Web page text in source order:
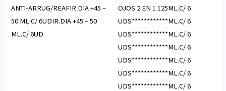
ANTI-ARRUG/REAFIR.DIA +45 –
50 ML.C/ 6UDIR.DIA +45 – 50
ML.C/ 6UD
OJOS 2 EN 1 125ML.C/ 6
UDS************ML.C/ 6
UDS************ML.C/ 6
UDS************ML.C/ 6
UDS************ML.C/ 6
UDS************ML.C/ 6
UDS************ML.C/ 6